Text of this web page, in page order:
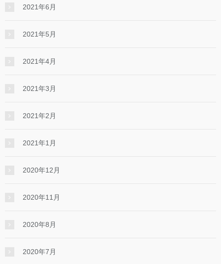
2021年6月
2021年5月
2021年4月
2021年3月
2021年2月
2021年1月
2020年12月
2020年11月
2020年8月
2020年7月